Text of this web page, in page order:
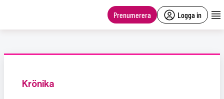
Prenumerera Logga in
Krönika